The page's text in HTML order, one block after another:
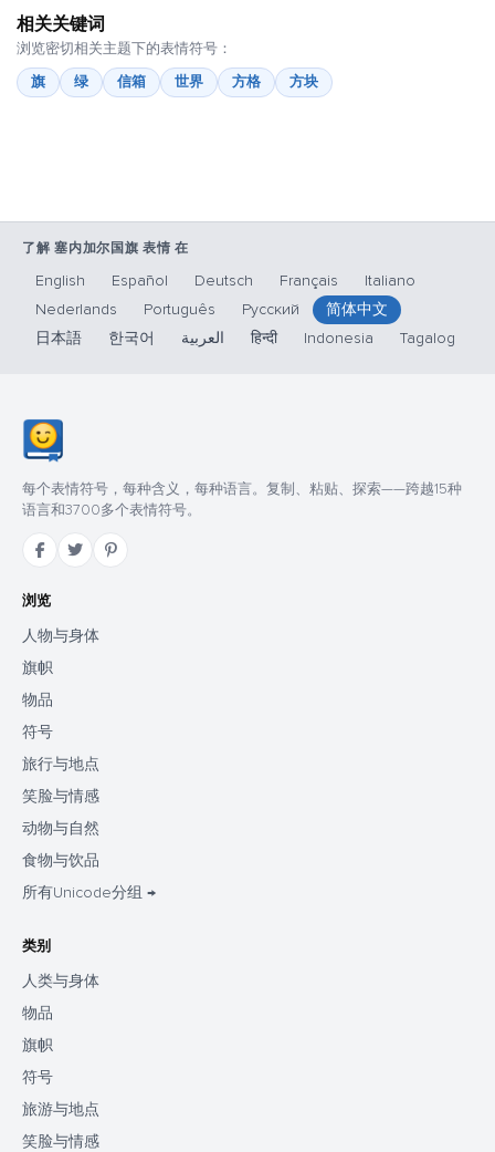
相关关键词
浏览密切相关主题下的表情符号：
旗
绿 信箱 世界 方格 方块
了解 塞内加尔国旗 表情 在
English Español Deutsch Français
Italiano
Nederlands
Português Русский
简体中文
日本語
한국어 العربية हिन्दी Indonesia Tagalog
每个表情符号，每种含义，每种语言。复制、粘贴、探索——跨越15种
语言和3700多个表情符号。
浏览
人物与身体
旗帜
物品
符号
旅行与地点
笑脸与情感
动物与自然
食物与饮品
所有Unicode分组 →
类别
人类与身体
物品
旗帜
符号
旅游与地点
笑脸与情感